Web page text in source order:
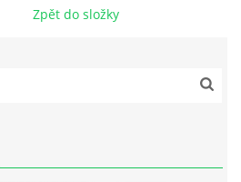
Zpět do složky